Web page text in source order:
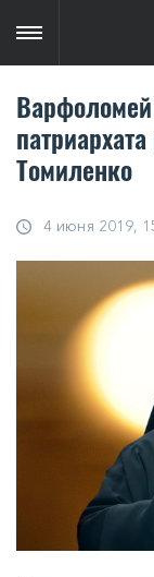
Варфоломей
Томиленко
4 июня 2019,